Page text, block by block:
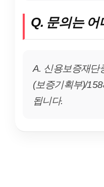
Q. 문의는
A. 신용보증재단
(보증기획부)/
됩니다.